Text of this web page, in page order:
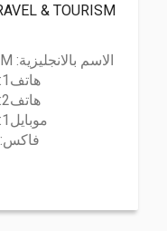
الاسم بالانجليزية:
هاتف1:
هاتف2:
موبايل1:
فاكس: